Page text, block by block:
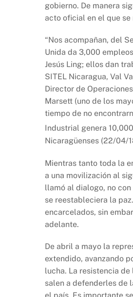
gobierno. De manera
acto oficial en el que
“Nos acompañan, del
Unida da 3,000
Jesús Ling; ellos dan
SITEL Nicaragua, Val
Director de
Marsett (uno de los
tiempo de no
Industrial genera
Nicaragüenses (22/04/
Mientras tanto toda la
a una movilización al
llamó al dialogo, no
se reestableciera la
encarcelados, sin
adelante.
De abril a mayo la
extendido, avanzando
lucha. La resistencia
salen a defenderles de